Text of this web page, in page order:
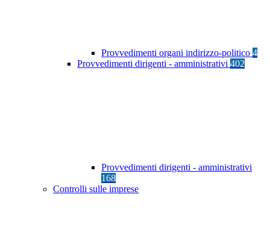
Provvedimenti organi indirizzo-politico 4
Provvedimenti dirigenti - amministrativi 402
Provvedimenti dirigenti - amministrativi
168
Controlli sulle imprese